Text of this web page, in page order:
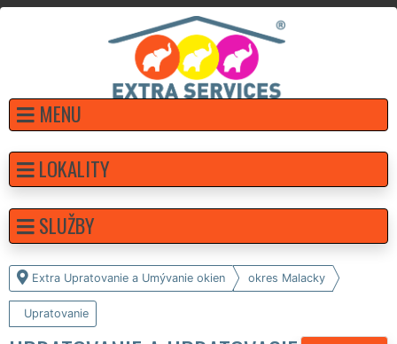
MENU
Extra Upratovanie a Umývanie okien okres Malacky
Upratovanie
LOKALITY
SLUŽBY